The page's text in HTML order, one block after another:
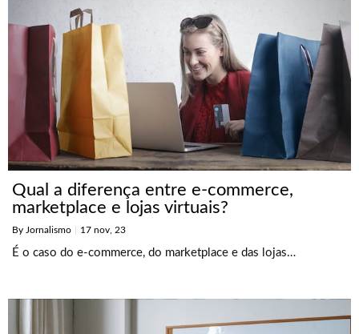
Qual a diferença entre e-commerce,
marketplace e lojas virtuais?
By Jornalismo 17 nov, 23
É o caso do e-commerce, do marketplace e das lojas…